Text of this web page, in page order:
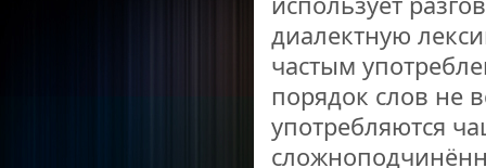
диалектную
частым
порядок слов не
употребляются